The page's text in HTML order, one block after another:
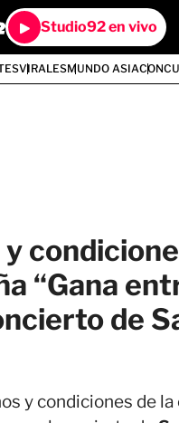
Studio92 en vivo
VIRALESMUNDO ASIA
“Gana
de
y condiciones de la